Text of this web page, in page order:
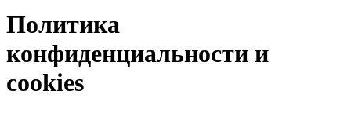
Политика
конфиденциальности и
cookies